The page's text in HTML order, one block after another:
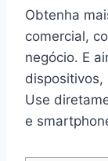
Obtenha
comercial,
negócio. E
dispositivos,
Use
e